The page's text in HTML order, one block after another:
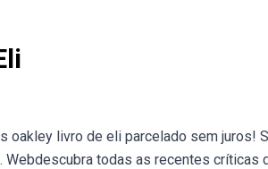
oakley livro de eli parcelado sem juros!
todas as recentes críticas